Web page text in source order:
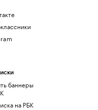
баннеры
на РБК